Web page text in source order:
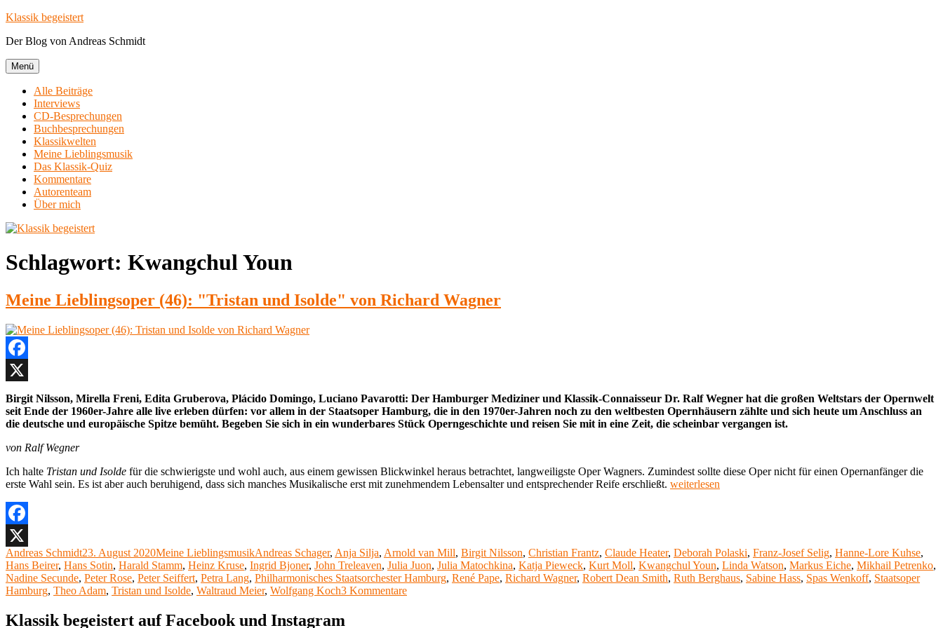
Zum
springen
Klassik begeistert
Der Blog von Andreas Schmidt
Menü
Alle Beiträge
Interviews
CD-Besprechungen
Buchbesprechungen
Klassikwelten
Meine Lieblingsmusik
Das Klassik-Quiz
Kommentare
Autorenteam
Über mich
Schlagwort: Kwangchul Youn
Meine Lieblingsoper (46): "Tristan und Isolde" von Richard Wagner
Facebook
X
Birgit Nilsson, Mirella Freni, Edita Gruberova, Plácido Domingo, Luciano Pavarotti: Der Hamburger Mediziner und Klassik-Connaisseur Dr. Ralf Wegner hat die großen Weltstars der Opernwelt
seit Ende der 1960er-Jahre alle live erleben dürfen: vor allem in der Staatsoper Hamburg, die in den 1970er-Jahren noch zu den weltbesten Opernhäusern zählte und sich heute um Anschluss an
die deutsche und europäische Spitze bemüht. Begeben Sie sich in ein wunderbares Stück Operngeschichte und reisen Sie mit in eine Zeit, die scheinbar vergangen ist.
von Ralf Wegner
Ich halte Tristan und Isolde für die schwierigste und wohl auch, aus einem gewissen Blickwinkel heraus betrachtet, langweiligste Oper Wagners. Zumindest sollte diese Oper nicht für einen Opernanfänger die
erste Wahl sein. Es ist aber auch beruhigend, dass sich manches Musikalische erst mit zunehmendem Lebensalter und entsprechender Reife erschließt. „Meine
Isolde
von
Richard
Wagner“
weiterlesen
Facebook
X
Autor
Andreas SchmidtVeröffentlicht
am
23. August 2020Kategorien
Meine LieblingsmusikSchlagwörter
Andreas Schager, Anja Silja, Arnold van Mill, Birgit Nilsson, Christian Frantz, Claude Heater, Deborah Polaski, Franz-Josef Selig, Hanne-Lore Kuhse,
Hans Beirer, Hans Sotin, Harald Stamm, Heinz Kruse, Ingrid Bjoner, John Treleaven, Julia Juon, Julia Matochkina, Katja Pieweck, Kurt Moll, Kwangchul Youn, Linda Watson, Markus Eiche, Mikhail Petrenko,
Nadine Secunde, Peter Rose, Peter Seiffert, Petra Lang, Philharmonisches Staatsorchester Hamburg, René Pape, Richard Wagner, Robert Dean Smith, Ruth Berghaus, Sabine Hass, Spas Wenkoff, Staatsoper
Hamburg, Theo Adam, Tristan und Isolde, Waltraud Meier, Wolfgang Koch3 Kommentarezu
Klassik begeistert auf Facebook und Instagram